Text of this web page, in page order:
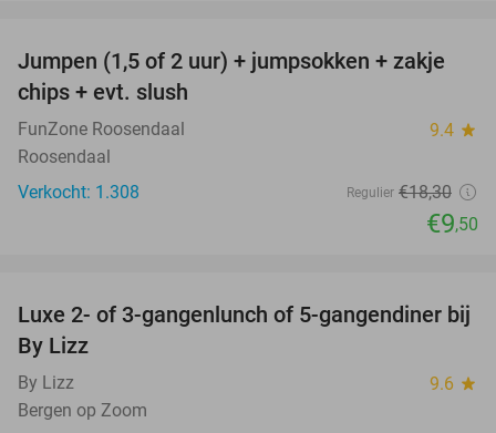
48%
Jumpen (1,5 of 2 uur) + jumpsokken + zakje
chips + evt. slush
FunZone Roosendaal 9.4 star
Roosendaal
Verkocht: 1.308
Regulier €18,30
€9,50
39%
Luxe 2- of 3-gangenlunch of 5-gangendiner bij
By Lizz
By Lizz 9.6 star
Bergen op Zoom